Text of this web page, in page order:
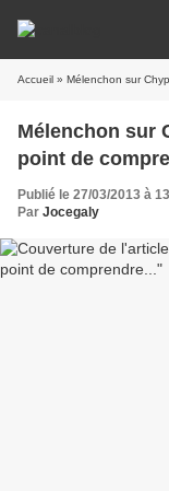
Accueil » Mélenchon sur
Mélenchon sur
point de
Publié le 27/03/2013 à
Par Jocegaly